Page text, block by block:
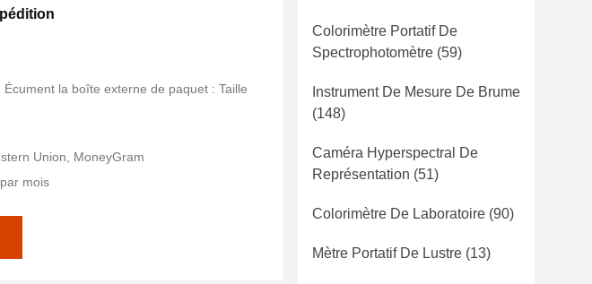
la boîte externe de paquet : Taille
Union, MoneyGram
mois
Colorimètre Portatif De
Spectrophotomètre (59)
Instrument De Mesure De Brume
(148)
Caméra Hyperspectral De
Représentation (51)
Colorimètre De Laboratoire (90)
Mètre Portatif De Lustre (13)